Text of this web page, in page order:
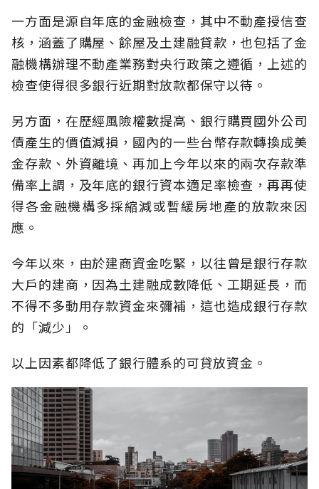
一方面是源自年底的金融檢查，其中不動產授信查
核，涵蓋了購屋、餘屋及土建融貸款，也包括了金
融機構辦理不動產業務對央行政策之遵循，上述的
檢查使得很多銀行近期對放款都保守以待。
另方面，在歷經風險權數提高、銀行購買國外公司
債產生的價值減損，國內的一些台幣存款轉換成美
金存款、外資離境、再加上今年以來的兩次存款準
備率上調，及年底的銀行資本適足率檢查，再再使
得各金融機構多採縮減或暫緩房地產的放款來因
應。
今年以來，由於建商資金吃緊，以往曾是銀行存款
大戶的建商，因為土建融成數降低、工期延長，而
不得不多動用存款資金來彌補，這也造成銀行存款
的「減少」。
以上因素都降低了銀行體系的可貸放資金。